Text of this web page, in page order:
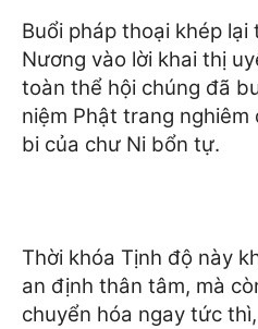
Buổi pháp thoại khép lại
Nương vào lời khai thị
toàn thể hội chúng đã
niệm Phật trang
bi của chư Ni bổn tự.
Thời khóa Tịnh độ này
an định thân tâm, mà
chuyển hóa ngay tức